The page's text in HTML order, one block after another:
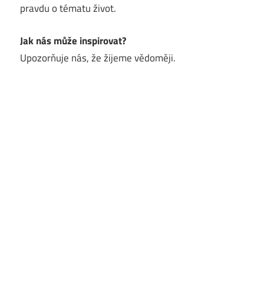
pravdu o tématu život.
Jak nás může inspirovat?
Upozorňuje nás, že žijeme vědoměji.